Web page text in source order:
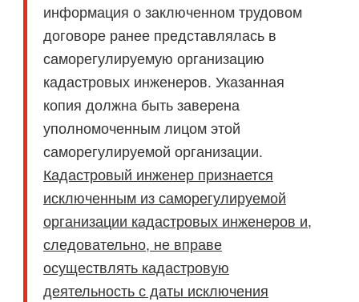
информация о заключенном трудовом
договоре ранее представлялась в
саморегулируемую организацию
кадастровых инженеров. Указанная
копия должна быть заверена
уполномоченным лицом этой
саморегулируемой организации.
Кадастровый инженер признается
исключенным из саморегулируемой
организации кадастровых инженеров и,
следовательно, не вправе
осуществлять кадастровую
деятельность с даты исключения